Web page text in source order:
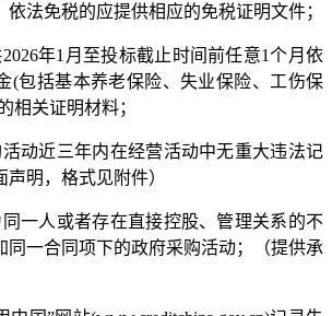
法免税的应提供相应的免税证明文件；
6年1月至投标截止时间前任意1个月依
(包括基本养老保险、失业保险、工伤保
相关证明材料；
动近三年内在经营活动中无重大违法记
声明，格式见附件）
一人或者存在直接控股、管理关系的不
同一合同项下的政府采购活动；（提供承